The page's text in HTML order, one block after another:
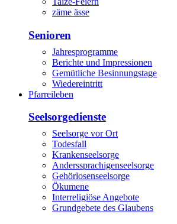
zäme ässe
Senioren
Jahresprogramme
Berichte und Impressionen
Gemütliche Besinnungstage
Wiedereintritt
Pfarreileben
Seelsorgedienste
Seelsorge vor Ort
Todesfall
Krankenseelsorge
Anderssprachigenseelsorge
Gehörlosenseelsorge
Ökumene
Interreligiöse Angebote
Grundgebete des Glaubens